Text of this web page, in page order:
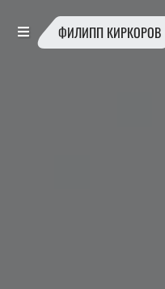
ФИЛИПП КИРКОРОВ